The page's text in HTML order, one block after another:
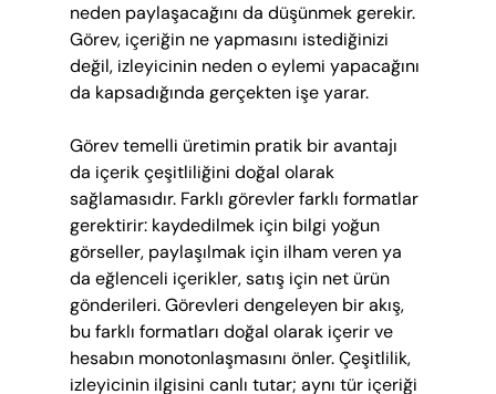
neden paylaşacağını da düşünmek gerekir.
Görev, içeriğin ne yapmasını istediğinizi
değil, izleyicinin neden o eylemi yapacağını
da kapsadığında gerçekten işe yarar.
Görev temelli üretimin pratik bir avantajı
da içerik çeşitliliğini doğal olarak
sağlamasıdır. Farklı görevler farklı formatlar
gerektirir: kaydedilmek için bilgi yoğun
görseller, paylaşılmak için ilham veren ya
da eğlenceli içerikler, satış için net ürün
gönderileri. Görevleri dengeleyen bir akış,
bu farklı formatları doğal olarak içerir ve
hesabın monotonlaşmasını önler. Çeşitlilik,
izleyicinin ilgisini canlı tutar; aynı tür içeriği